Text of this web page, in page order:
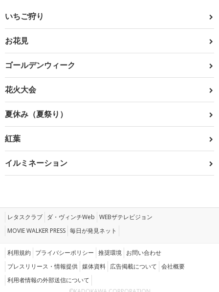
いちご狩り
お花見
ゴールデンウィーク
花火大会
夏休み（夏祭り）
紅葉
イルミネーション
レタスクラブ ダ・ヴィンチWeb WEBザテレビジョン
MOVIE WALKER PRESS 毎日が発見ネット
利用規約 プライバシーポリシー 推奨環境 お問い合わせ
プレスリリース・情報提供 媒体資料 広告掲載について 会社概要
利用者情報の外部送信について